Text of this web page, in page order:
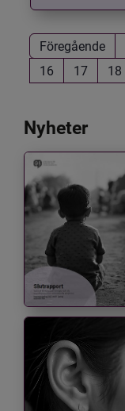
Föregående
16
17 18
Nyheter